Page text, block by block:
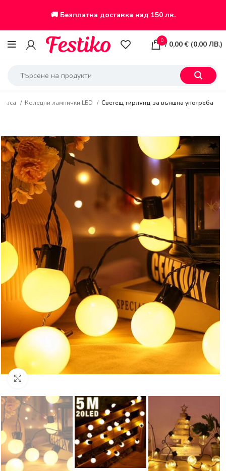
🚚 Безплатна доставка над 150 лв.
0 / 0,00€ (0,00 ЛВ.)
Коледни лампички LED Светещ гирлянд за външна употреба